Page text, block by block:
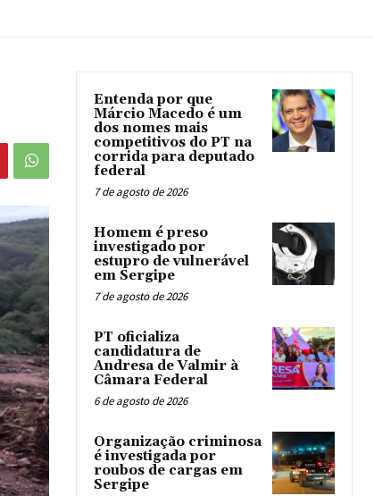
Entenda por que
Márcio Macedo é um
dos nomes mais
competitivos do PT na
corrida para deputado
federal
7 de agosto de 2026
Homem é preso
investigado por
estupro de vulnerável
em Sergipe
7 de agosto de 2026
PT oficializa
candidatura de
Andresa de Valmir à
Câmara Federal
6 de agosto de 2026
Organização criminosa
é investigada por
roubos de cargas em
Sergipe